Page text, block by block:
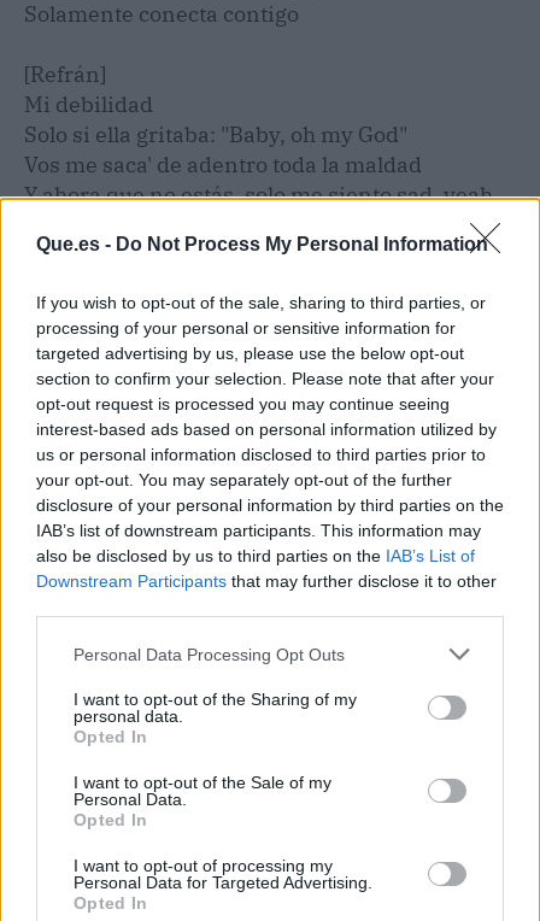
Que.es - Do Not Process My Personal Information
If you wish to opt-out of the sale, sharing to third parties, or
processing of your personal or sensitive information for
targeted advertising by us, please use the below opt-out
section to confirm your selection. Please note that after your
opt-out request is processed you may continue seeing
interest-based ads based on personal information utilized by
us or personal information disclosed to third parties prior to
your opt-out. You may separately opt-out of the further
disclosure of your personal information by third parties on the
IAB’s list of downstream participants. This information may
also be disclosed by us to third parties on the IAB’s List of
Downstream Participants that may further disclose it to other
Personal Data Processing Opt Outs
I want to opt-out of the Sharing of my
personal data.
Opted In
I want to opt-out of the Sale of my
Personal Data.
Opted In
I want to opt-out of processing my
Personal Data for Targeted Advertising.
Opted In
Solamente conecta contigo
[Refrán]
Mi debilidad
Solo si ella gritaba: "Baby, oh my God"
Vos me saca' de adentro toda la maldad
Y ahora que no estás, solo me siento sad, yeah
[Pre-Coro]
¿Por qué no confesarlo? (Mmm)
Tú me amas a mí (Mmm)
Y yo te amo a ti (¡Wuh!)
[Estribillo]
No sé como superarte (No sé)
Dime cómo hacer pa' no pensarte, ey (No sé)
Aún no puedo perdonarte (No, no)
Pero yo muero por ir a buscarte (Yeah)
Buscándote sin GPS
Pagándote con interese'
Queriendo que solo me bese' (Oh)